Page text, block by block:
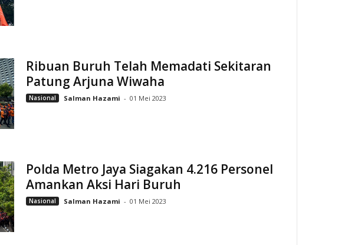
Ribuan Buruh Telah Memadati Sekitaran
Patung Arjuna Wiwaha
Nasional Salman Hazami - 01 Mei 2023
Polda Metro Jaya Siagakan 4.216 Personel
Amankan Aksi Hari Buruh
Nasional Salman Hazami - 01 Mei 2023